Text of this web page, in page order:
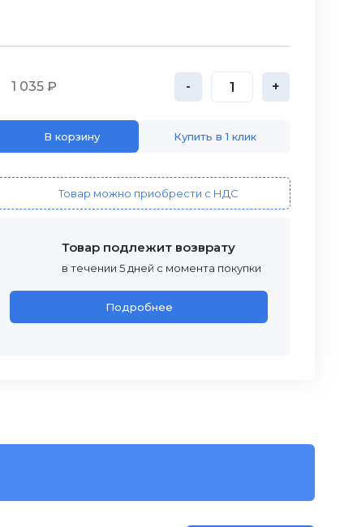
1 035 ₽ - +
В корзину Купить в 1 клик
Товар можно приобрести с НДС
Товар подлежит возврату
в течении 5 дней с момента покупки
Подробнее